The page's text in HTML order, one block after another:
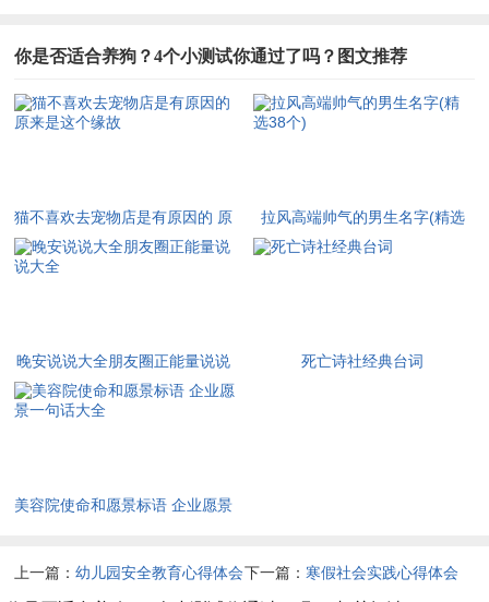
你是否适合养狗？4个小测试你通过了吗？图文推荐
猫不喜欢去宠物店是有原因的 原
来是这个缘故
拉风高端帅气的男生名字(精选
38个)
晚安说说大全朋友圈正能量说说
大全
死亡诗社经典台词
美容院使命和愿景标语 企业愿景
上一篇：幼儿园安全教育心得体会下一篇： 寒假社会实践心得体会